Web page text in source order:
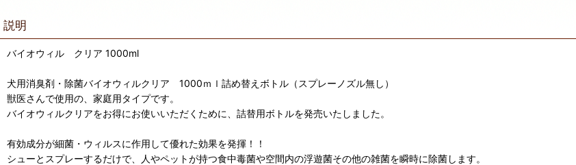
説明
バイオウィル クリア 1000ml
犬用消臭剤・除菌バイオウィルクリア 1000ｍｌ詰め替えボトル（スプレーノズル無し）
獣医さんで使用の、家庭用タイプです。
バイオウィルクリアをお得にお使いいただくために、詰替用ボトルを発売いたしました。
有効成分が細菌・ウィルスに作用して優れた効果を発揮！！
シューとスプレーするだけで、人やペットが持つ食中毒菌や空間内の浮遊菌その他の雑菌を瞬時に除菌します。